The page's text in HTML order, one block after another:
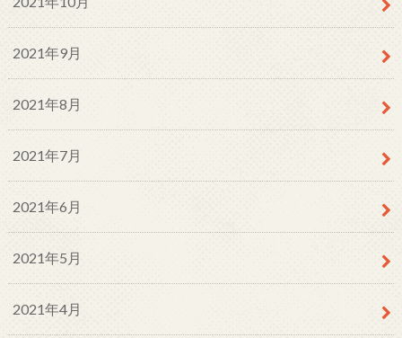
2021年9月
2021年8月
2021年7月
2021年6月
2021年5月
2021年4月